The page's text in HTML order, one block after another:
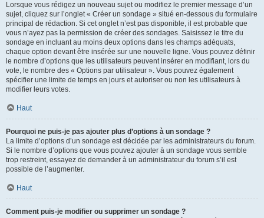
Lorsque vous rédigez un nouveau sujet ou modifiez le premier message d’un
sujet, cliquez sur l’onglet « Créer un sondage » situé en-dessous du formulaire
principal de rédaction. Si cet onglet n’est pas disponible, il est probable que
vous n’ayez pas la permission de créer des sondages. Saisissez le titre du
sondage en incluant au moins deux options dans les champs adéquats,
chaque option devant être insérée sur une nouvelle ligne. Vous pouvez définir
le nombre d’options que les utilisateurs peuvent insérer en modifiant, lors du
vote, le nombre des « Options par utilisateur ». Vous pouvez également
spécifier une limite de temps en jours et autoriser ou non les utilisateurs à
modifier leurs votes.
Haut
Pourquoi ne puis-je pas ajouter plus d’options à un sondage ?
La limite d’options d’un sondage est décidée par les administrateurs du forum.
Si le nombre d’options que vous pouvez ajouter à un sondage vous semble
trop restreint, essayez de demander à un administrateur du forum s’il est
possible de l’augmenter.
Haut
Comment puis-je modifier ou supprimer un sondage ?